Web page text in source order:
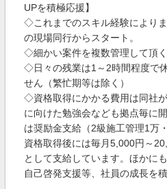
UPを積極応援】
◇これまでのスキル経験により
の現場同行からスタート。
◇細かい案件を複数管理して頂く
◇日々の残業は1～2時間程度で
せん（繁忙期等は除く）
◇資格取得にかかる費用は同社
に向けた勉強会なども拠点毎に
は奨励金支給（2級施工管理1万
資格取得後には毎月5,000円～
として支給しています。ほかに
自己啓発支援等、社員の成長を